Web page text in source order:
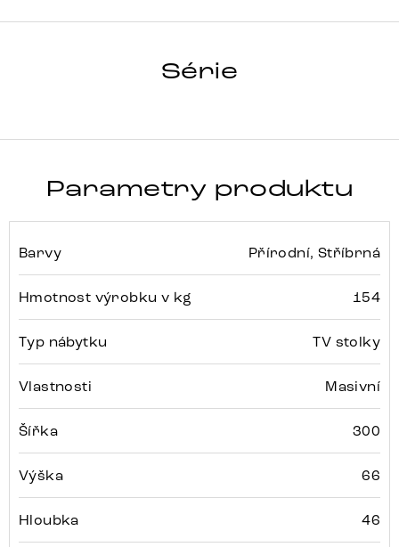
Série
LIVE EDGE
Parametry produktu
Barvy Přírodní, Stříbrná
Hmotnost výrobku v kg 154
Typ nábytku TV stolky
Vlastnosti Masivní
Šířka 300
Výška 66
Hloubka 46